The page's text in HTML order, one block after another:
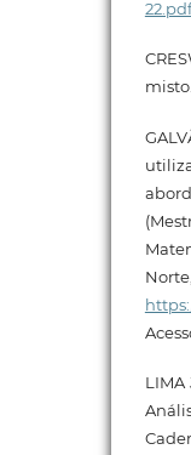
22.pdf
LIMA